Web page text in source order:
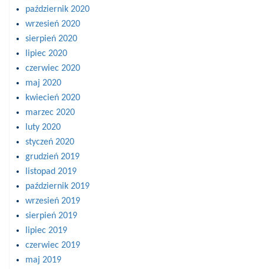
październik 2020
wrzesień 2020
sierpień 2020
lipiec 2020
czerwiec 2020
maj 2020
kwiecień 2020
marzec 2020
luty 2020
styczeń 2020
grudzień 2019
listopad 2019
październik 2019
wrzesień 2019
sierpień 2019
lipiec 2019
czerwiec 2019
maj 2019